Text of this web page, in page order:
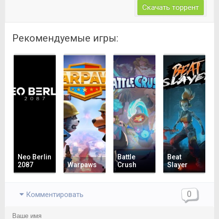
Скачать торрент
Рекомендуемые игры:
Neo Berlin
2087
Warpaws
Battle
Crush
Beat
Slayer
Комментировать 0